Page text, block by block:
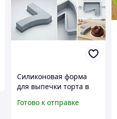
Силиконовая форма
для выпечки торта в
кондитерская форма 10
Готово к отправке